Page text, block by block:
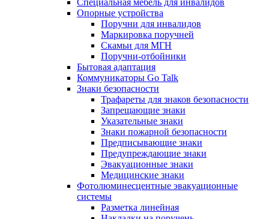
Специальная мебель для инвалидов
Опорные устройства
Поручни для инвалидов
Маркировка поручней
Скамьи для МГН
Поручни-отбойники
Бытовая адаптация
Коммуникаторы Go Talk
Знаки безопасности
Трафареты для знаков безопасности
Запрещающие знаки
Указательные знаки
Знаки пожарной безопасности
Предписывающие знаки
Предупреждающие знаки
Эвакуационные знаки
Медицинские знаки
Фотолюминесцентные эвакуационные
системы
Разметка линейная